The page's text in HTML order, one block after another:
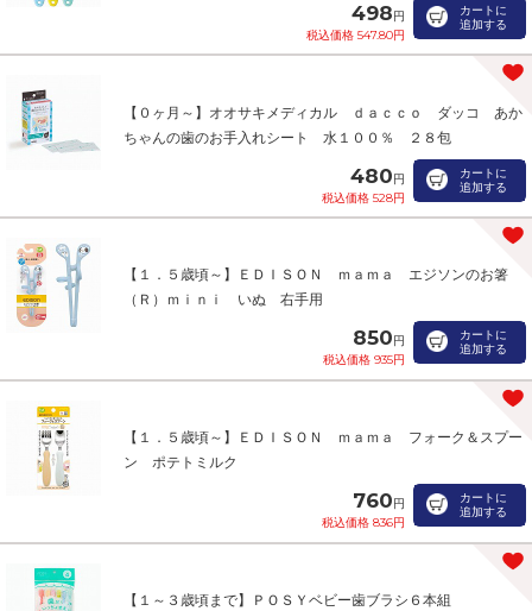
498円
税込価格 547.80円
カートに
追加する
【０ヶ月～】オオサキメディカル ｄａｃｃｏ ダッコ あか
ちゃんの歯のお手入れシート 水１００％ ２８包
480円
税込価格 528円
カートに
追加する
【１．５歳頃～】ＥＤＩＳＯＮ ｍａｍａ エジソンのお箸
（Ｒ）ｍｉｎｉ いぬ 右手用
850円
税込価格 935円
カートに
追加する
【１．５歳頃～】ＥＤＩＳＯＮ ｍａｍａ フォーク＆スプー
ン ポテトミルク
760円
税込価格 836円
カートに
追加する
【１～３歳頃まで】ＰＯＳＹベビー歯ブラシ６本組